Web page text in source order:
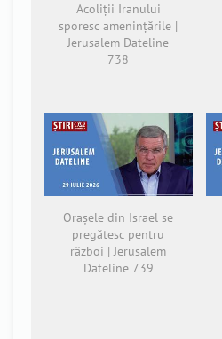
Acoliții Iranului
sporesc amenințările |
Jerusalem Dateline
738
Orașele din Israel se
pregătesc pentru
război | Jerusalem
Dateline 739